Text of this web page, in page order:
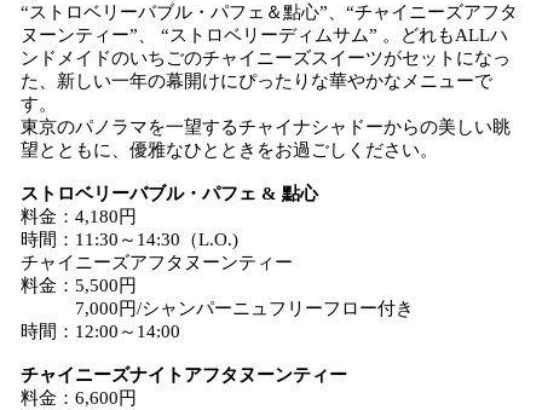
“ストロベリーバブル・パフェ＆點心”、“チャイニーズアフタ
ヌーンティー”、 “ストロベリーディムサム” 。どれもALLハ
ンドメイドのいちごのチャイニーズスイーツがセットになっ
た、新しい一年の幕開けにぴったりな華やかなメニューで
す。
東京のパノラマを一望するチャイナシャドーからの美しい眺
望とともに、優雅なひとときをお過ごしください。
ストロベリーバブル・パフェ & 點心
料金：4,180円
時間：11:30～14:30（L.O.)
チャイニーズアフタヌーンティー
料金：5,500円
7,000円/シャンパーニュフリーフロー付き
時間：12:00～14:00
チャイニーズナイトアフタヌーンティー
料金：6,600円